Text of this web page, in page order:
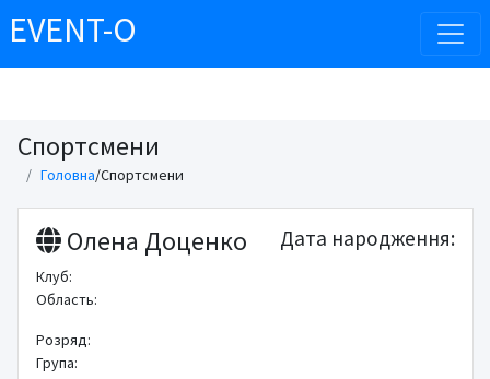
EVENT-O
Спортсмени
Головна/Спортсмени
Олена Доценко Дата народження:
Клуб:
Область:
Розряд:
Група: